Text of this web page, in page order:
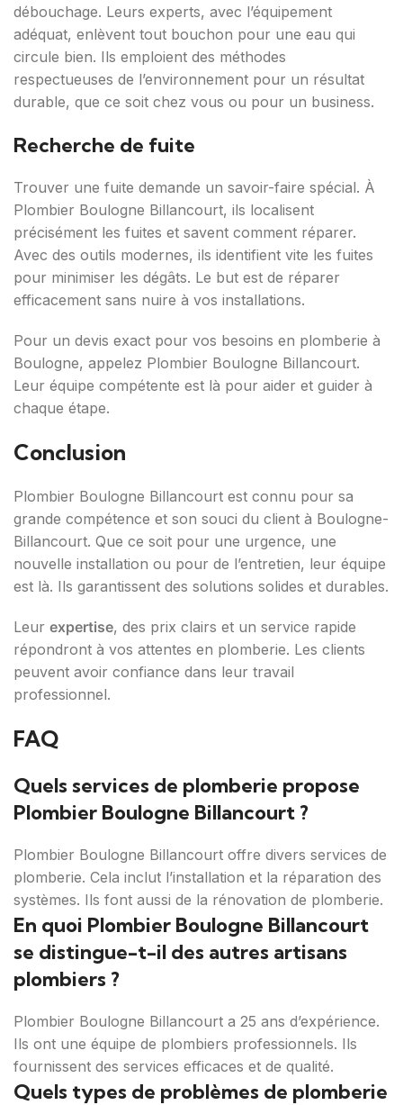
débouchage. Leurs experts, avec l’équipement
adéquat, enlèvent tout bouchon pour une eau qui
circule bien. Ils emploient des méthodes
respectueuses de l’environnement pour un résultat
durable, que ce soit chez vous ou pour un business.
Recherche de fuite
Trouver une fuite demande un savoir-faire spécial. À
Plombier Boulogne Billancourt, ils localisent
précisément les fuites et savent comment réparer.
Avec des outils modernes, ils identifient vite les fuites
pour minimiser les dégâts. Le but est de réparer
efficacement sans nuire à vos installations.
Pour un devis exact pour vos besoins en plomberie à
Boulogne, appelez Plombier Boulogne Billancourt.
Leur équipe compétente est là pour aider et guider à
chaque étape.
Conclusion
Plombier Boulogne Billancourt est connu pour sa
grande compétence et son souci du client à Boulogne-
Billancourt. Que ce soit pour une urgence, une
nouvelle installation ou pour de l’entretien, leur équipe
est là. Ils garantissent des solutions solides et durables.
Leur expertise, des prix clairs et un service rapide
répondront à vos attentes en plomberie. Les clients
peuvent avoir confiance dans leur travail
professionnel.
FAQ
Quels services de plomberie propose
Plombier Boulogne Billancourt ?
Plombier Boulogne Billancourt offre divers services de
plomberie. Cela inclut l’installation et la réparation des
systèmes. Ils font aussi de la rénovation de plomberie.
En quoi Plombier Boulogne Billancourt
se distingue-t-il des autres artisans
plombiers ?
Plombier Boulogne Billancourt a 25 ans d’expérience.
Ils ont une équipe de plombiers professionnels. Ils
fournissent des services efficaces et de qualité.
Quels types de problèmes de plomberie